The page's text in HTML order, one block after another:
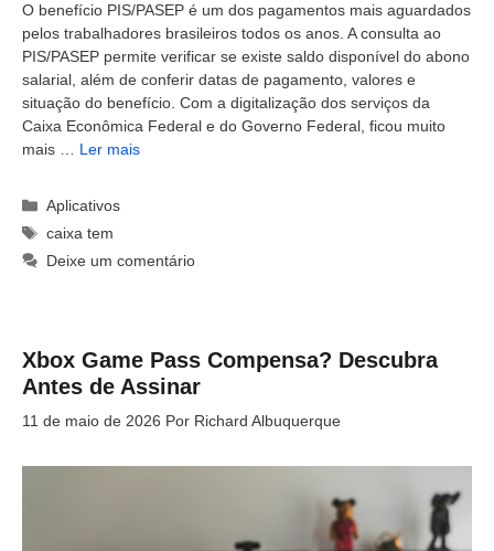
O benefício PIS/PASEP é um dos pagamentos mais aguardados
pelos trabalhadores brasileiros todos os anos. A consulta ao
PIS/PASEP permite verificar se existe saldo disponível do abono
salarial, além de conferir datas de pagamento, valores e
situação do benefício. Com a digitalização dos serviços da
Caixa Econômica Federal e do Governo Federal, ficou muito
mais … Ler mais
Categorias
Aplicativos
Tags
caixa tem
Deixe um comentário
Xbox Game Pass Compensa? Descubra
Antes de Assinar
11 de maio de 2026 Por Richard Albuquerque